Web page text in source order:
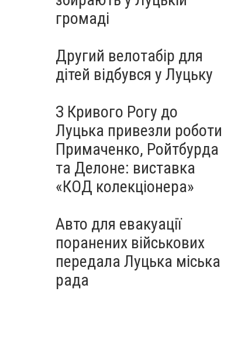
громаді
Другий велотабір для
дітей відбувся у Луцьку
З Кривого Рогу до
Луцька привезли роботи
Примаченко, Ройтбурда
та Делоне: виставка
«КОД колекціонера»
Авто для евакуації
поранених військових
передала Луцька міська
рада